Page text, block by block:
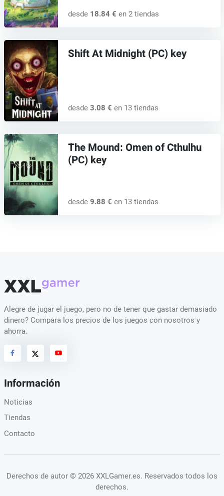
desde 18.84 € en 2 tiendas
Shift At Midnight (PC) key
desde 3.08 € en 13 tiendas
The Mound: Omen of Cthulhu
(PC) key
desde 9.88 € en 13 tiendas
Alegre de jugar el juego, pero no de tener que gastar demasiado
dinero? Compara los precios de los juegos con nosotros y
ahorra.
Información
Noticias
Tiendas
Contacto
Derechos de autor © 2026 XXLGamer.es. Reservados todos los
derechos.